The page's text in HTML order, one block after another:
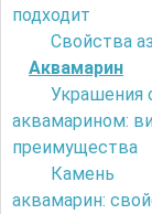
подходит
Свойства
Аквамарин
Украшения
аквамарином:
преимущества
Камень
аквамарин: